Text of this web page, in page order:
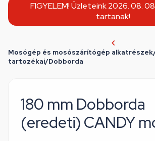
FIGYELEM! Üzleteink 2026. 08.
tartanak!
Mosógép és mosószárítógép
tartozékai/Dobborda
180 mm Dobborda
(eredeti) CANDY